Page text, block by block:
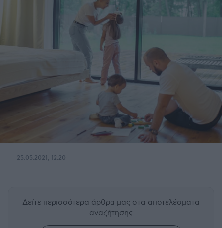
25.05.2021, 12:20
Δείτε περισσότερα άρθρα μας στα αποτελέσματα
αναζήτησης